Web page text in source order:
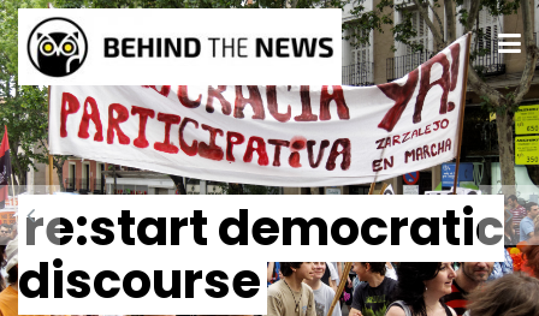
re:start democratic
discourse